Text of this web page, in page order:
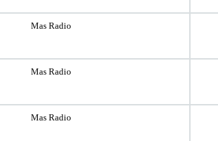
Mas Radio
Mas Radio
Mas Radio